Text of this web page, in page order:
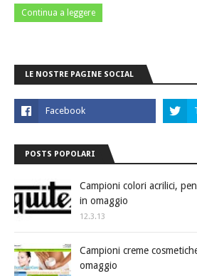
Continua a leggere
LE NOSTRE PAGINE SOCIAL
POSTS POPOLARI
Campioni colori acrilici,
in omaggio
12.3.13
Campioni creme
omaggio